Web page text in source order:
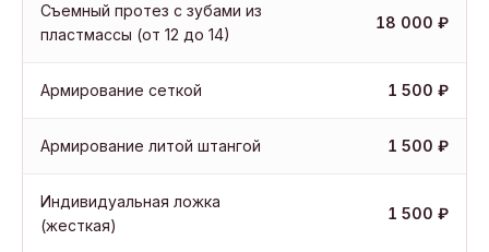
Съемный протез с зубами из
пластмассы (от 12 до 14)
18 000 ₽
Армирование сеткой 1 500 ₽
Армирование литой штангой 1 500 ₽
Индивидуальная ложка
(жесткая)
1 500 ₽